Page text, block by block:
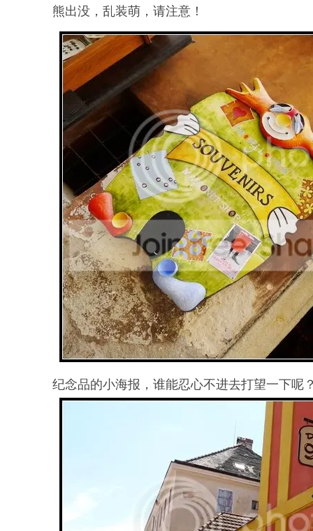
熊出没，乱装萌，请注意！
纪念品的小海报，谁能忍心不进去打望一下呢